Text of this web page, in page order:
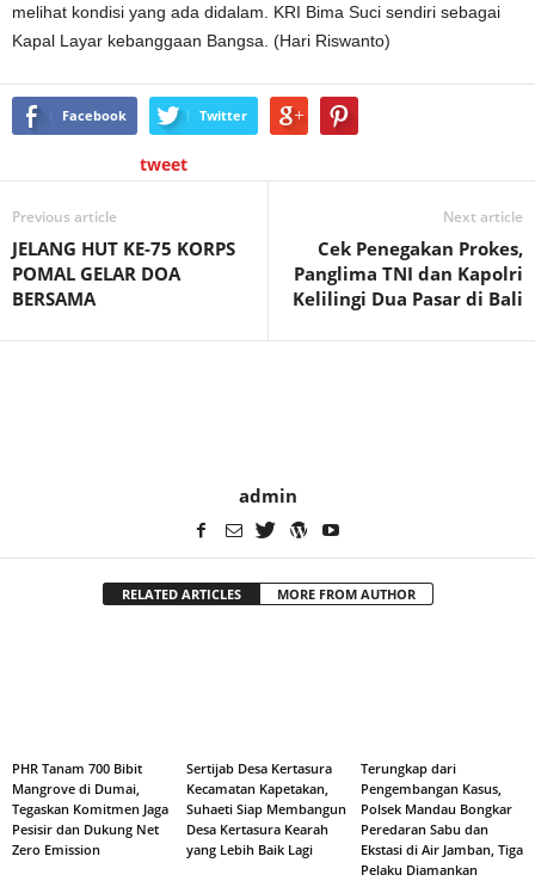
melihat kondisi yang ada didalam. KRI Bima Suci sendiri sebagai
Kapal Layar kebanggaan Bangsa. (Hari Riswanto)
Facebook Twitter
tweet
Previous article
JELANG HUT KE-75 KORPS
POMAL GELAR DOA
BERSAMA
Next article
Cek Penegakan Prokes,
Panglima TNI dan Kapolri
Kelilingi Dua Pasar di Bali
admin
RELATED ARTICLES MORE FROM AUTHOR
PHR Tanam 700 Bibit
Mangrove di Dumai,
Tegaskan Komitmen Jaga
Pesisir dan Dukung Net
Zero Emission
Sertijab Desa Kertasura
Kecamatan Kapetakan,
Suhaeti Siap Membangun
Desa Kertasura Kearah
yang Lebih Baik Lagi
Terungkap dari
Pengembangan Kasus,
Polsek Mandau Bongkar
Peredaran Sabu dan
Ekstasi di Air Jamban, Tiga
Pelaku Diamankan